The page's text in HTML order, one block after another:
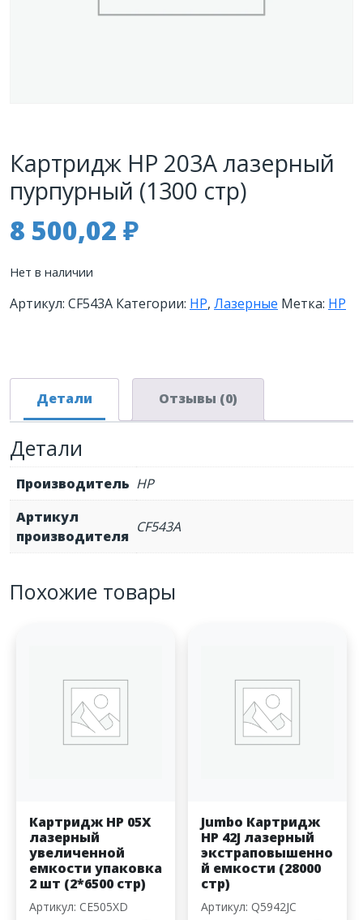
Картридж HP 203A лазерный
пурпурный (1300 стр)
8 500,02 ₽
Нет в наличии
Артикул: CF543A Категории: HP, Лазерные Метка: HP
Детали Отзывы (0)
Детали
Производитель HP
Артикул
производителя
CF543A
Похожие товары
Картридж HP 05X
лазерный
увеличенной
емкости упаковка
2 шт (2*6500 стр)
Артикул: CE505XD
Jumbo Картридж
HP 42J лазерный
экстраповышенно
й емкости (28000
стр)
Артикул: Q5942JC